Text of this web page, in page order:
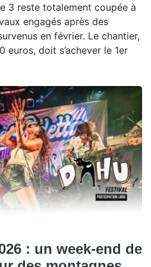
3 reste totalement coupée à
engagés après des
en février. Le chantier,
euros, doit s’achever le 1er
: un week-end de